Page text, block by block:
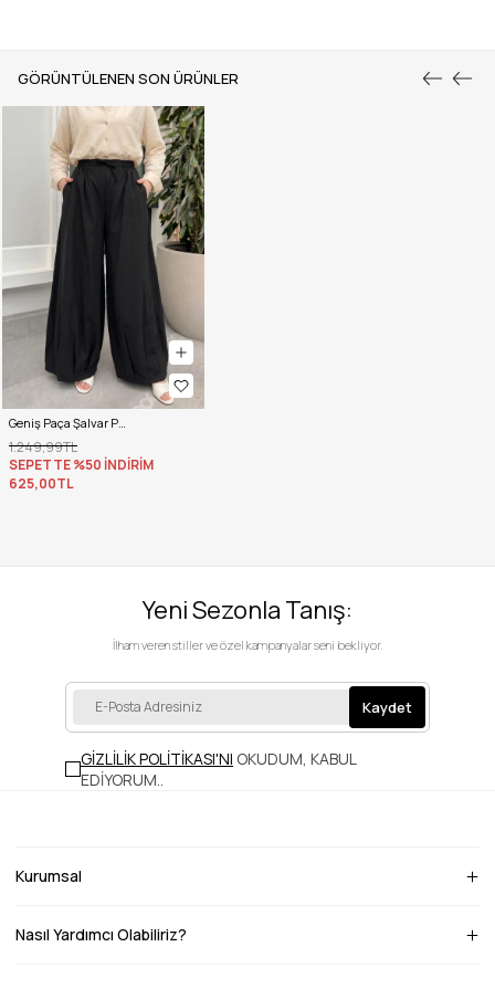
GÖRÜNTÜLENEN SON ÜRÜNLER
Geniş Paça Şalvar Pantolon Y0145 - SİYAH
1.249,99TL
SEPETTE %50 İNDİRİM
625,00TL
Yeni Sezonla Tanış:
İlham veren stiller ve özel kampanyalar seni bekliyor.
Kaydet
GİZLİLİK POLİTİKASI'NI OKUDUM, KABUL
EDİYORUM..
Kurumsal
Nasıl Yardımcı Olabiliriz?